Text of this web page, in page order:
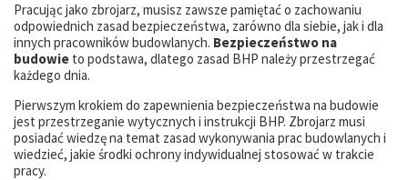
Pracując jako zbrojarz, musisz zawsze pamiętać o zachowaniu
odpowiednich zasad bezpieczeństwa, zarówno dla siebie, jak i dla
innych pracowników budowlanych. Bezpieczeństwo na
budowie to podstawa, dlatego zasad BHP należy przestrzegać
każdego dnia.
Pierwszym krokiem do zapewnienia bezpieczeństwa na budowie
jest przestrzeganie wytycznych i instrukcji BHP. Zbrojarz musi
posiadać wiedzę na temat zasad wykonywania prac budowlanych i
wiedzieć, jakie środki ochrony indywidualnej stosować w trakcie
pracy.